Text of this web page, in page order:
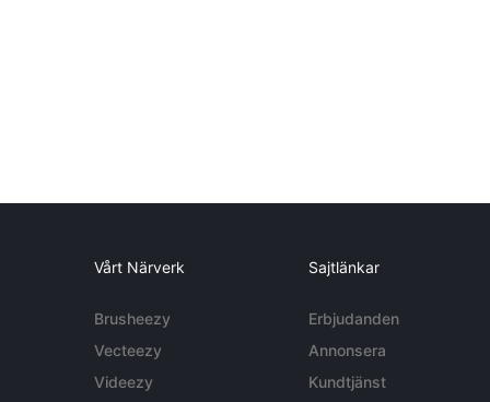
Vårt Närverk
Brusheezy
Vecteezy
Videezy
Sajtlänkar
Erbjudanden
Annonsera
Kundtjänst